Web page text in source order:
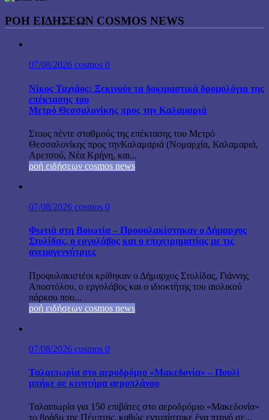
ΡΟΗ ΕΙΔΗΣΕΩΝ COSMOS NEWS
07/08/2026 cosmos 0
Νίκος Ταχιάος: Ξεκινούν τα δοκιμαστικά δρομολόγια της
επέκτασης του
Μετρό Θεσσαλονίκης προς την Καλαμαριά
Στους πέντε σταθμούς της επέκτασης του Μετρό
Θεσσαλονίκης προς τηνΚαλαμαριά (Νομαρχία, Καλαμαριά,
Αρετσού, Νέα Κρήνη, και...
ροή ειδήσεων cosmos news
07/08/2026 cosmos 0
Φωτιά στη Βοιωτία – Προφυλακίστηκαν ο Δήμαρχος
Στυλίδας, ο εργολάβος και ο επιχειρηματίας με τις
ανεμογεννήτριες
Προφυλακιστέοι κρίθηκαν ο Δήμαρχος Στυλίδας, Γιάννης
Αποστόλου, ο εργολάβος και ο ιδιοκτήτης του αιολικού
πάρκου που...
ροή ειδήσεων cosmos news
07/08/2026 cosmos 0
Ταλαιπωρία στο αεροδρόμιο «Μακεδονία» – Πουλί
μπήκε σε κινητήρα αεροπλάνου
Ταλαιπωρία για 150 επιβάτες στο αεροδρόμιο «Μακεδονία»
το βράδυ της Πέμπτης, καθώς εντοπίστηκε ένα πτηνό σε...